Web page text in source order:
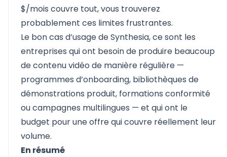
$/mois couvre tout, vous trouverez
probablement ces limites frustrantes.
Le bon cas d’usage de Synthesia, ce sont les
entreprises qui ont besoin de produire beaucoup
de contenu vidéo de manière régulière —
programmes d’onboarding, bibliothèques de
démonstrations produit, formations conformité
ou campagnes multilingues — et qui ont le
budget pour une offre qui couvre réellement leur
volume.
En résumé